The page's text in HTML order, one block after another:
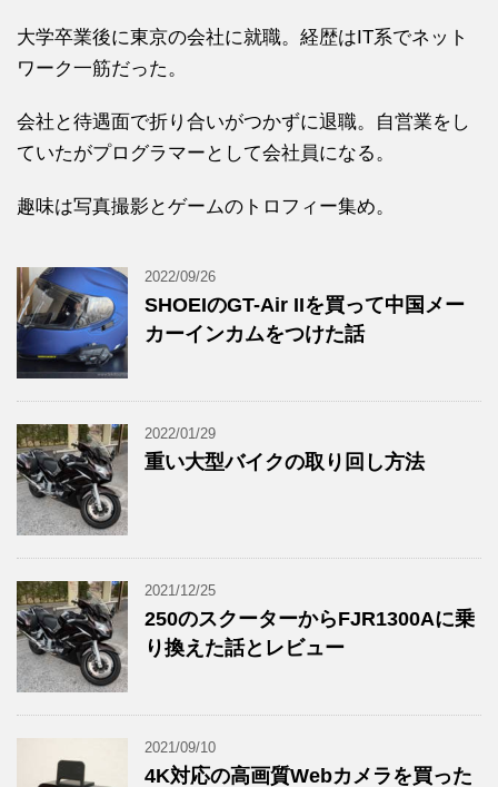
大学卒業後に東京の会社に就職。経歴はIT系でネット
ワーク一筋だった。
会社と待遇面で折り合いがつかずに退職。自営業をし
ていたがプログラマーとして会社員になる。
趣味は写真撮影とゲームのトロフィー集め。
2022/09/26
SHOEIのGT-Air IIを買って中国メー
カーインカムをつけた話
2022/01/29
重い大型バイクの取り回し方法
2021/12/25
250のスクーターからFJR1300Aに乗
り換えた話とレビュー
2021/09/10
4K対応の高画質Webカメラを買った